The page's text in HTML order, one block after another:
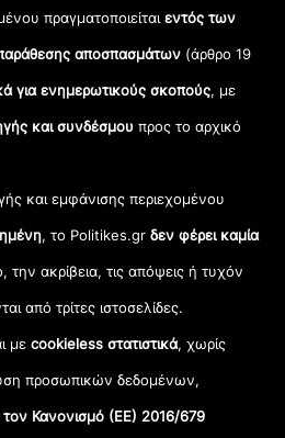
πραγματοποιείταιεντός των
αποσπασμάτων (άρθρο 19
για ενημερωτικούς σκοπούς, με
και συνδέσμου προς το αρχικό
και εμφάνισης περιεχομένου
, το Politikes.grδεν φέρει καμία
την ακρίβεια, τις απόψεις ή τυχόν
από τρίτες ιστοσελίδες.
μεcookieless στατιστικά, χωρίς
προσωπικών δεδομένων,
Κανονισμό (ΕΕ) 2016/679